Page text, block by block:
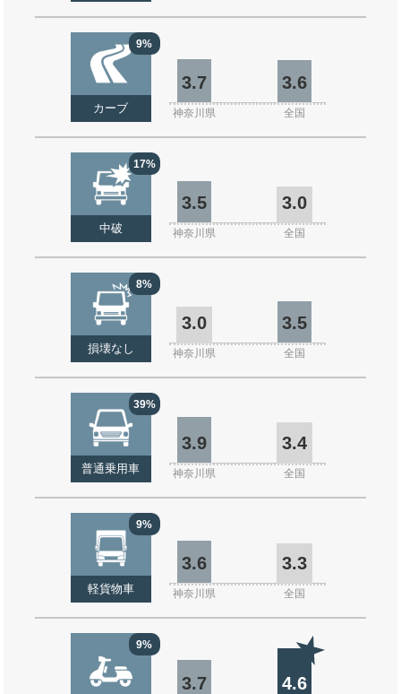
9%
カーブ
3.7 3.6
神奈川県 全国
17%
中破
3.5 3.0
神奈川県 全国
8%
損壊なし
3.0 3.5
神奈川県 全国
39%
普通乗用車
3.9 3.4
神奈川県 全国
9%
軽貨物車
3.6 3.3
神奈川県 全国
9%
3.7 4.6